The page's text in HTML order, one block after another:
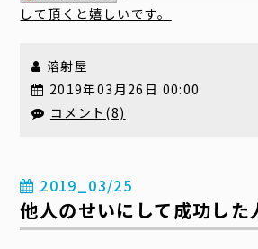
して頂くと嬉しいです。
溶射屋
2019年03月26日 00:00
コメント(8)
2019_03/25
他人のせいにして成功した